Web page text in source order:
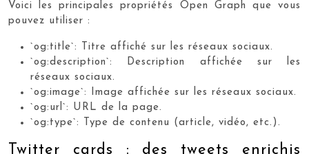
Voici les principales propriétés Open Graph que vous
pouvez utiliser :
`og:title`: Titre affiché sur les réseaux sociaux.
`og:description`: Description affichée sur les
réseaux sociaux.
`og:image`: Image affichée sur les réseaux sociaux.
`og:url`: URL de la page.
`og:type`: Type de contenu (article, vidéo, etc.).
Twitter cards : des tweets enrichis